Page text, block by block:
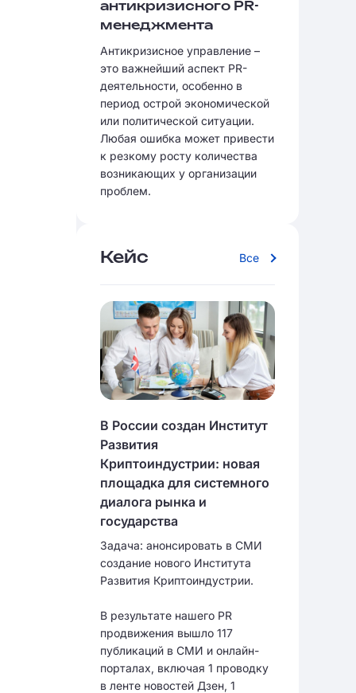
антикризисного PR-
менеджмента
Антикризисное управление –
это важнейший аспект PR-
деятельности, особенно в
период острой экономической
или политической ситуации.
Любая ошибка может привести
к резкому росту количества
возникающих у организации
проблем.
Кейс Все
В России создан Институт
Развития
Криптоиндустрии: новая
площадка для системного
диалога рынка и
государства
Задача: анонсировать в СМИ
создание нового Института
Развития Криптоиндустрии.
В результате нашего PR
продвижения вышло 117
публикаций в СМИ и онлайн-
порталах, включая 1 проводку
в ленте новостей Дзен, 1